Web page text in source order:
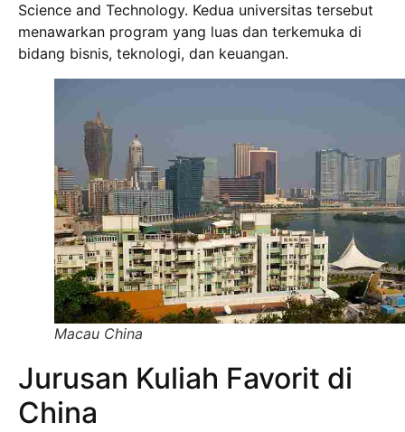
Science and Technology. Kedua universitas tersebut
menawarkan program yang luas dan terkemuka di
bidang bisnis, teknologi, dan keuangan.
Macau China
Jurusan Kuliah Favorit di
China